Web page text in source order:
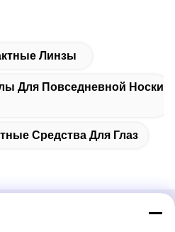
Линзы
Для Повседневной Носки
Средства Для Глаз